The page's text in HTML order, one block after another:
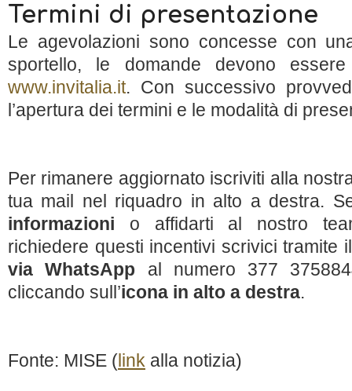
Termini di presentazione
Le agevolazioni sono concesse con
sportello, le domande devono
www.invitalia.it. Con successivo
l’apertura dei termini e le modalità di
Per rimanere aggiornato iscriviti alla
tua mail nel riquadro in alto a destra.
informazioni o affidarti al nostro
richiedere questi incentivi scrivici tramite
via WhatsApp al numero 377
cliccando sull’icona in alto a destra.
Fonte: MISE ( link alla notizia)